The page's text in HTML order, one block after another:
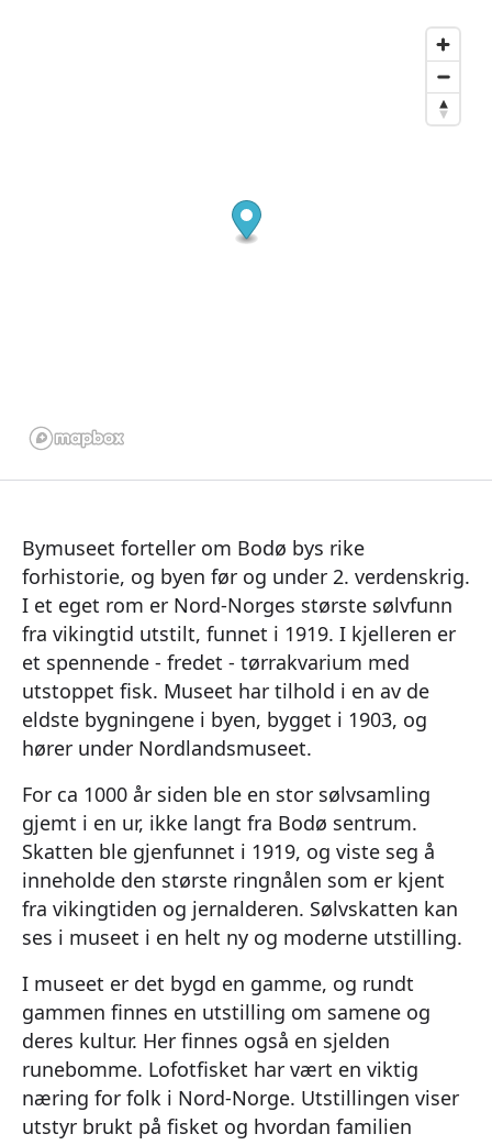
Bymuseet forteller om Bodø bys rike
forhistorie, og byen før og under 2. verdenskrig.
I et eget rom er Nord-Norges største sølvfunn
fra vikingtid utstilt, funnet i 1919. I kjelleren er
et spennende - fredet - tørrakvarium med
utstoppet fisk. Museet har tilhold i en av de
eldste bygningene i byen, bygget i 1903, og
hører under Nordlandsmuseet.
For ca 1000 år siden ble en stor sølvsamling
gjemt i en ur, ikke langt fra Bodø sentrum.
Skatten ble gjenfunnet i 1919, og viste seg å
inneholde den største ringnålen som er kjent
fra vikingtiden og jernalderen. Sølvskatten kan
ses i museet i en helt ny og moderne utstilling.
I museet er det bygd en gamme, og rundt
gammen finnes en utstilling om samene og
deres kultur. Her finnes også en sjelden
runebomme. Lofotfisket har vært en viktig
næring for folk i Nord-Norge. Utstillingen viser
utstyr brukt på fisket og hvordan familien